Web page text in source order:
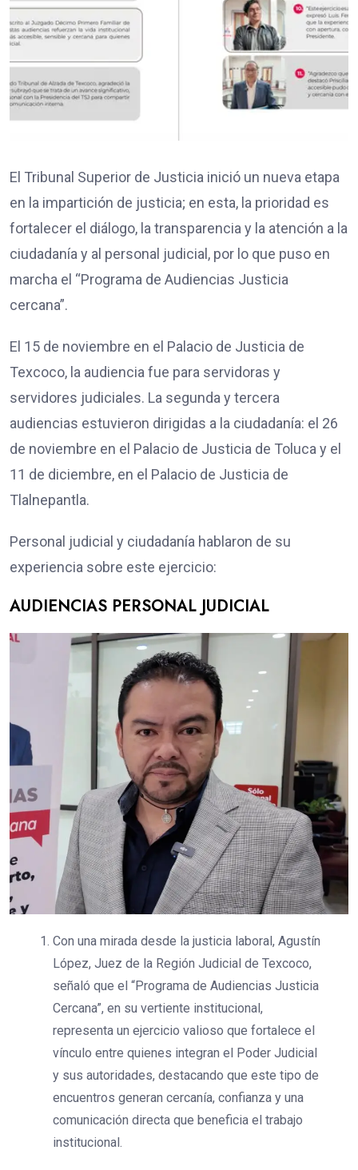
El Tribunal Superior de Justicia inició un nueva etapa
en la impartición de justicia; en esta, la prioridad es
fortalecer el diálogo, la transparencia y la atención a la
ciudadanía y al personal judicial, por lo que puso en
marcha el “Programa de Audiencias Justicia
cercana”.
El 15 de noviembre en el Palacio de Justicia de
Texcoco, la audiencia fue para servidoras y
servidores judiciales. La segunda y tercera
audiencias estuvieron dirigidas a la ciudadanía: el 26
de noviembre en el Palacio de Justicia de Toluca y el
11 de diciembre, en el Palacio de Justicia de
Tlalnepantla.
Personal judicial y ciudadanía hablaron de su
experiencia sobre este ejercicio:
AUDIENCIAS PERSONAL JUDICIAL
Con una mirada desde la justicia laboral, Agustín
López, Juez de la Región Judicial de Texcoco,
señaló que el “Programa de Audiencias Justicia
Cercana”, en su vertiente institucional,
representa un ejercicio valioso que fortalece el
vínculo entre quienes integran el Poder Judicial
y sus autoridades, destacando que este tipo de
encuentros generan cercanía, confianza y una
comunicación directa que beneficia el trabajo
institucional.